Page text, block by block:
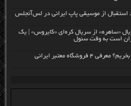
استقبال از موسیقی پاپ ایرانی در لس‌آنجلس
«ساهره» از سریال کره‌ای «کایروس» | یک
است به وقت سئول
معتبر ایرانی